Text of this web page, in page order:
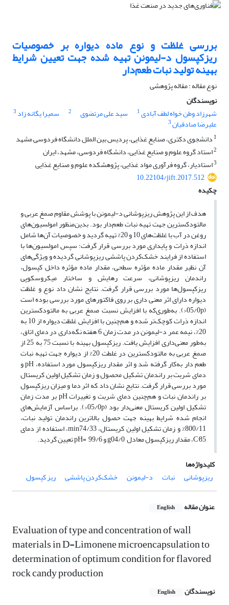
بررسی غلظت و نوع ماده دیواره بر خصوصیات
ریزکپسول د-لیمونن تهیه شده جهت تعیین شرایط
بهینه تولید نبات طعم‌دار
نوع مقاله : مقاله پژوهشی
نویسندگان
شهرزاد وطن خواه لطف آبادی1 سید علی مرتضوی 2 سمیرا یگانه زاد 3
علیرضا صادقیان3
1 دانشجوی دکتری، صنایع غذایی، پردیس بین الملل دانشگاه فردوسی مشهد
2استاد گروه علوم و صنایع غذایی، دانشگاه فردوسی، مشهد، ایران
3استادیار، گروه فرآوری مواد غذایی، پژوهشکده علوم و صنایع غذایی
10.22104/jift.2017.512
چکیده
هدف از این پژوهش ریزپوشانی د-لیمونن با پوشش مقاوم صمغ عربی و
مالتودکسترین جهت تهیه نبات طعم‌دار بود. بدین‌منظور امولسیون‌های
روغن در آب با غلظت‌های 10 و 20% تهیه گردید و خصوصیات آن‌ها شامل
اندازه‌ ذرات و پایداری مورد بررسی قرار گرفت؛ سپس امولسیون‌ها با
استفاده از فرایند خشک‌کردن پاششی ریزپوشانی گردیده و ویژگی‌های
آن نظیر مقدار ماده مؤثره سطحی، مقدار ماده مؤثره داخل کپسول،
راندمان ریزپوشانی، سرعت رهایش و ساختار میکروسکوپی
ریزکپسول‌ها مورد بررسی قرار گرفت. نتایج نشان داد نوع و غلظت
دیواره دارای اثر معنی داری بر روی فاکتورهای مورد بررسی بوده است
(05/0p<). به‌طوری‌که با افزایش نسبت صمغ‌ عربی به مالتودکسترین
اندازه ذرات کوچک‌تر شده و هم‌چنین با افزایش غلظت دیواره از 10 به
20%، نیمه عمر د-لیمونن در مدت زمان 6 هفته نگه‌داری در دمای اتاق،
به‌طور معنی‌داری افزایش یافت. ریزکپسول بهینه با نسبت 75 به 25 از
صمغ عربی به مالتودکسترین در غلطت 20% از دیواره جهت تهیه نبات
طعم دار به‌کار گرفته شد و اثر مقدار ریزکپسول مورد استفاده، pH و
دمای شربت بر راندمان تشکیل محصول و زمان تشکیل اولین کریستال
مورد بررسی قرار گرفت. نتایج نشان داد که اثر دما و میزان ریزکپسول
بر راندمان نبات و هم‌چنین دمای شربت و تغییرات pH بر مدت زمان
تشکیل اولین کریستال معنی‌دار بود (05/0p<). براساس آزمایش‌های
انجام شده شرایط بهینه جهت حصول بالاترین راندمان تولید نبات،
800/11% و زمان تشکیل اولین کریستال، min74/33، استفاده از دمای
C°85، مقدار ریزکپسول معادل g04/0 و 99/6 =pH تعیین گردید.
کلیدواژه‌ها
ریزپوشانی
نبات د-لیمونن خشک‌کردن پاششی ریز کپسول
عنوان مقاله English
Evaluation of type and concentration of wall
materials in D-Limonene microencapsulation to
determination of optimum condition for flavored
rock candy production
نویسندگان English